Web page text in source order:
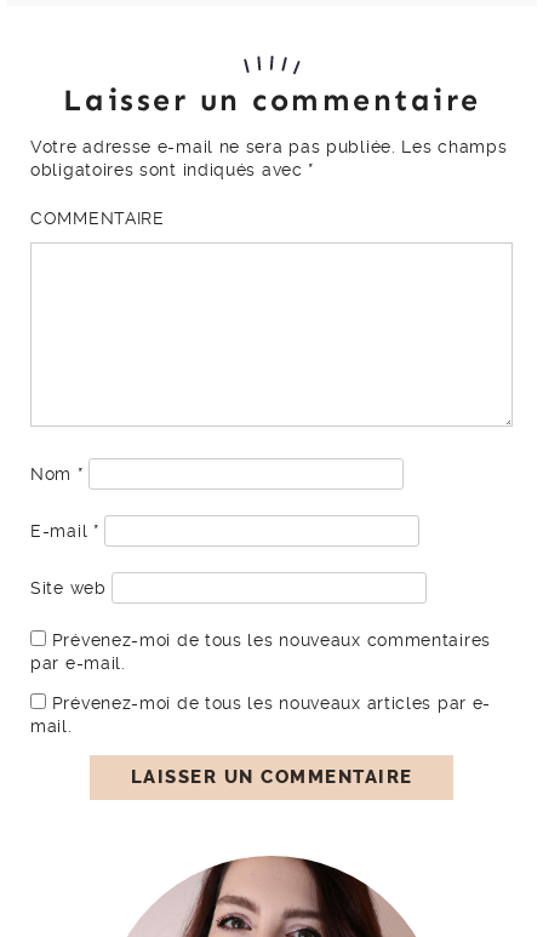
Laisser un commentaire
Votre adresse e-mail ne sera pas publiée.
Les champs
obligatoires sont indiqués avec *
COMMENTAIRE
Nom *
E-mail *
Site web
Prévenez-moi de tous les nouveaux commentaires
par e-mail.
Prévenez-moi de tous les nouveaux articles par e-
mail.